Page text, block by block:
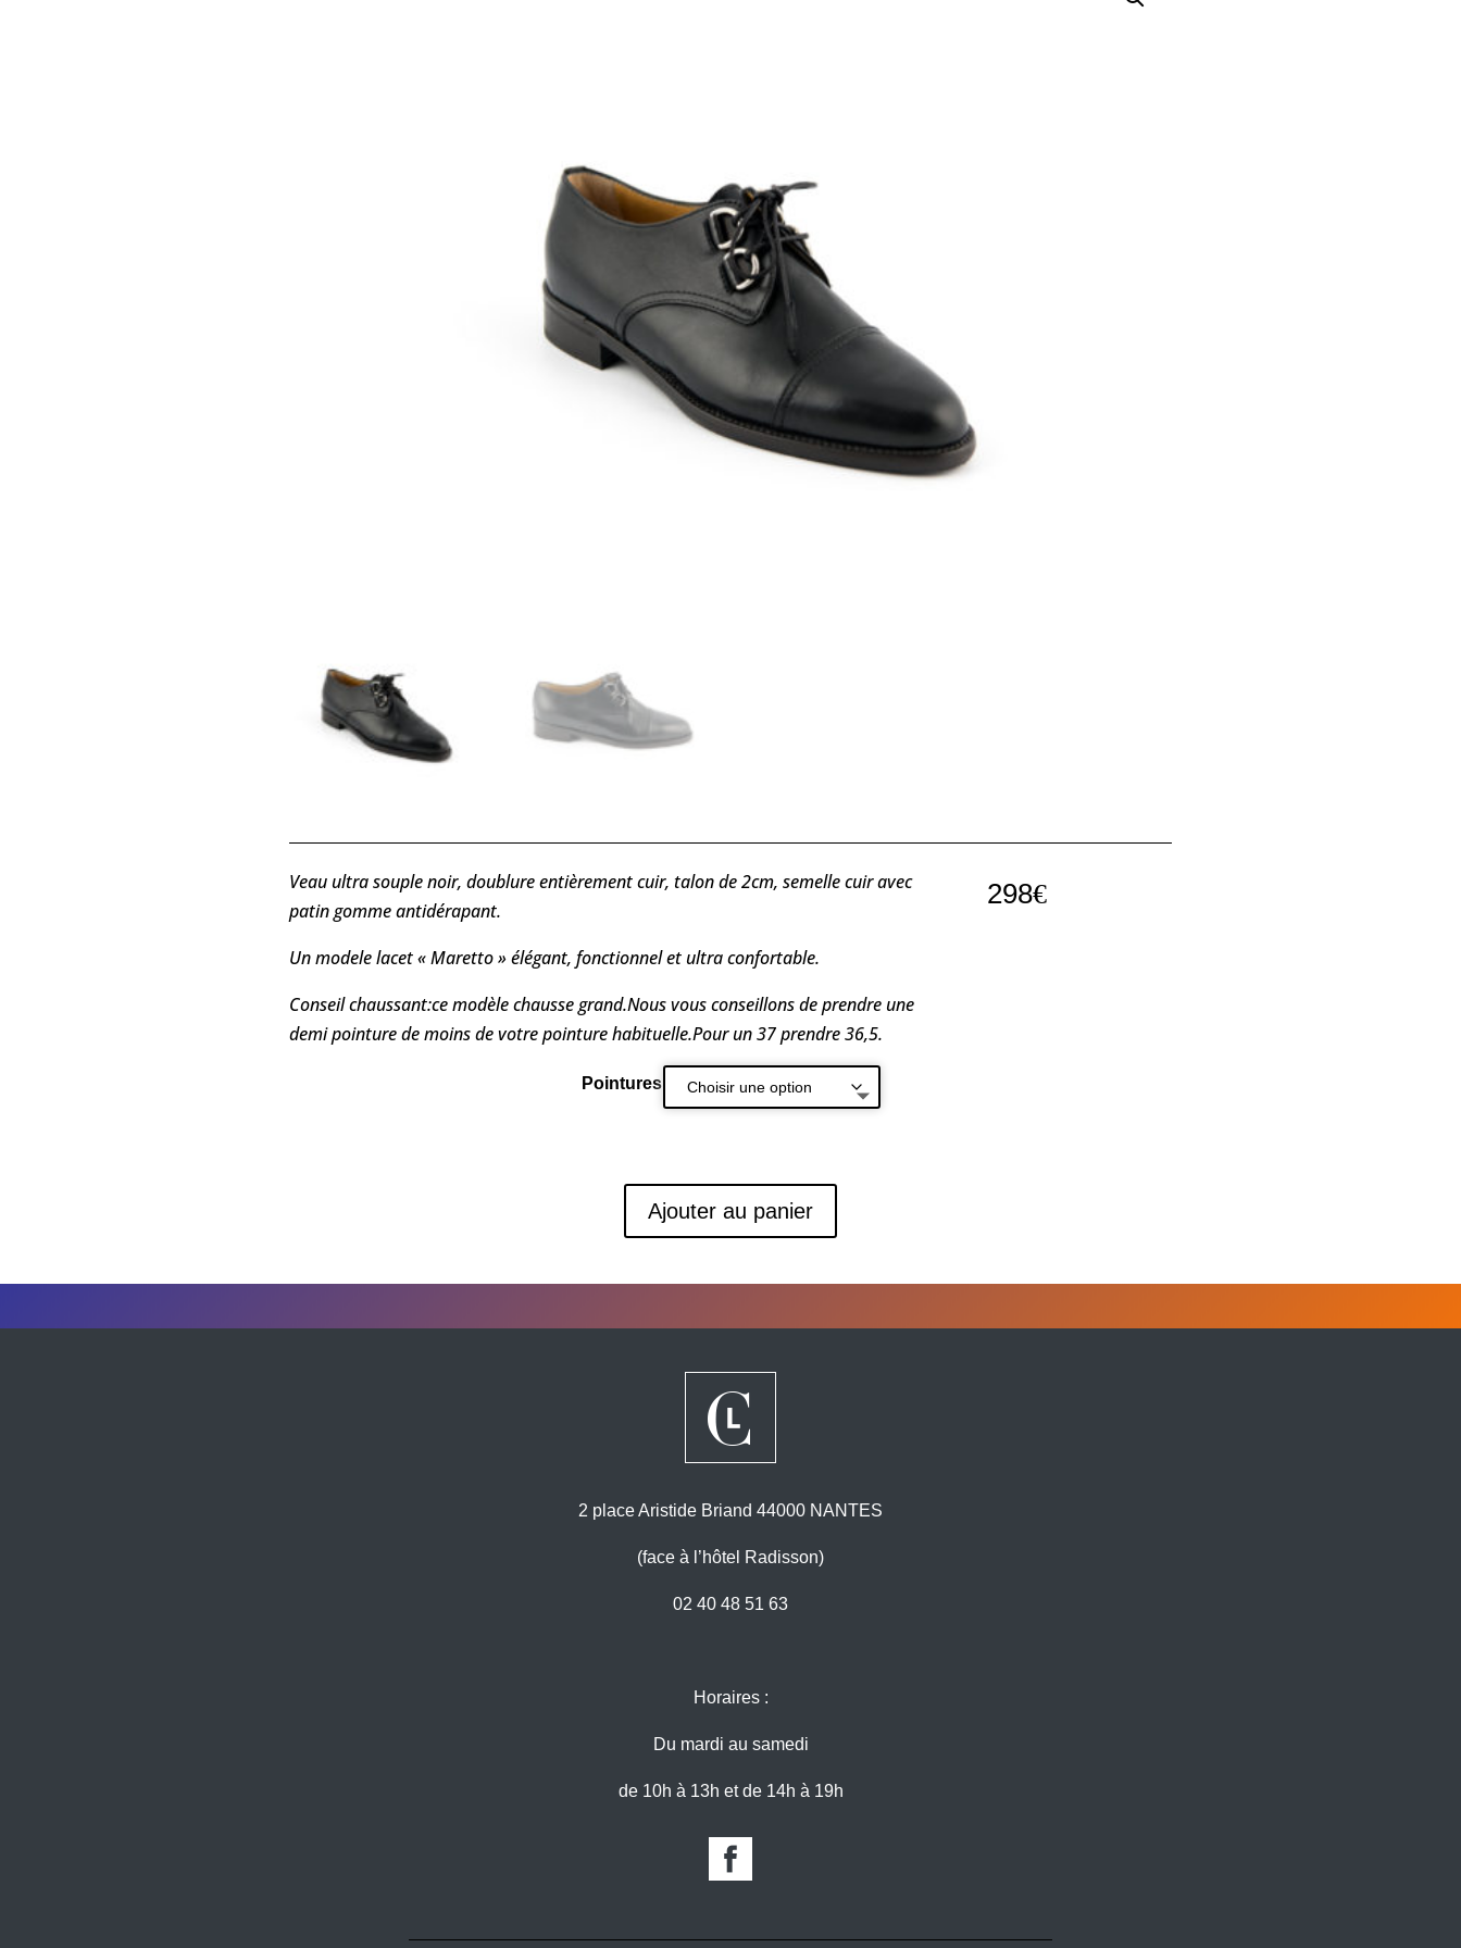
Veau ultra souple noir, doublure entièrement cuir, talon de 2cm, semelle cuir avec
patin gomme antidérapant.
Un modele lacet « Maretto » élégant, fonctionnel et ultra confortable.
Conseil chaussant:ce modèle chausse grand.Nous vous conseillons de prendre une
demi pointure de moins de votre pointure habituelle.Pour un 37 prendre 36,5.
298€
Pointures
Ajouter au panier
2 place Aristide Briand 44000 NANTES
(face à l’hôtel Radisson)
02 40 48 51 63
Horaires :
Du mardi au samedi
de 10h à 13h et de 14h à 19h